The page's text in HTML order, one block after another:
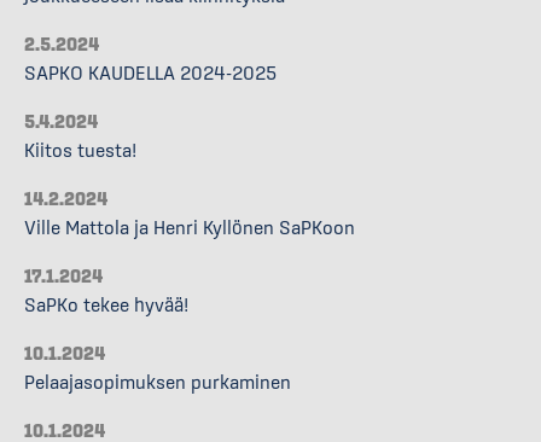
2.5.2024
SAPKO KAUDELLA 2024-2025
5.4.2024
Kiitos tuesta!
14.2.2024
Ville Mattola ja Henri Kyllönen SaPKoon
17.1.2024
SaPKo tekee hyvää!
10.1.2024
Pelaajasopimuksen purkaminen
10.1.2024